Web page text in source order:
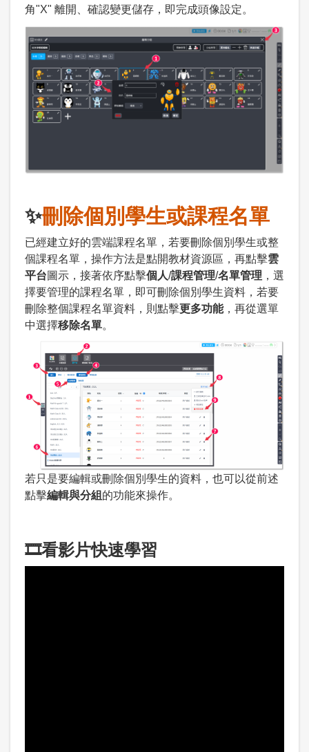
角"X" 離開、確認變更儲存，即完成頭像設定。
✨刪除個別學生或課程名單
已經建立好的雲端課程名單，若要刪除個別學生或整
個課程名單，操作方法是點開教材資源區，再點擊雲
平台圖示，接著依序點擊個人/課程管理/名單管理 ，選
擇要管理的課程名單，即可刪除個別學生資料，若要
刪除整個課程名單資料，則點擊更多功能，再從選單
中選擇移除名單。
若只是要編輯或刪除個別學生的資料，也可以從前述
點擊編輯與分組 的功能來操作。
🎞️看影片快速學習